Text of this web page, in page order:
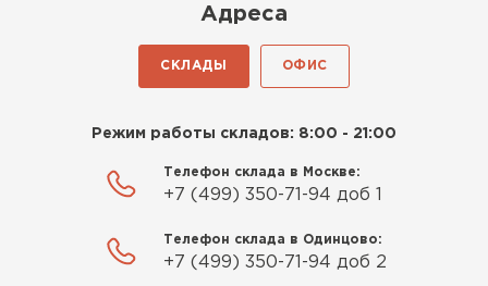
Адреса
СКЛАДЫ ОФИС
Режим работы складов: 8:00 - 21:00
Телефон склада в Москве:
+7 (499) 350-71-94 доб 1
Телефон склада в Одинцово:
+7 (499) 350-71-94 доб 2